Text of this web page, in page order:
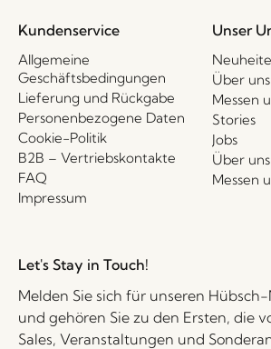
Kundenservice
Allgemeine
Geschäftsbedingungen
Lieferung und Rückgabe
Personenbezogene Daten
Cookie-Politik
B2B – Vertriebskontakte
FAQ
Impressum
Unser
Über uns
Messen
Stories
Jobs
Über uns
Messen
Let's Stay in Touch!
Melden Sie sich für unseren
und gehören Sie zu den Ersten, die
Sales, Veranstaltungen und